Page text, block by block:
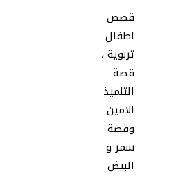
قصص
اطفال
تربوية ،
قصة
التلميذ
الامين
وقصة
سمر و
البيض